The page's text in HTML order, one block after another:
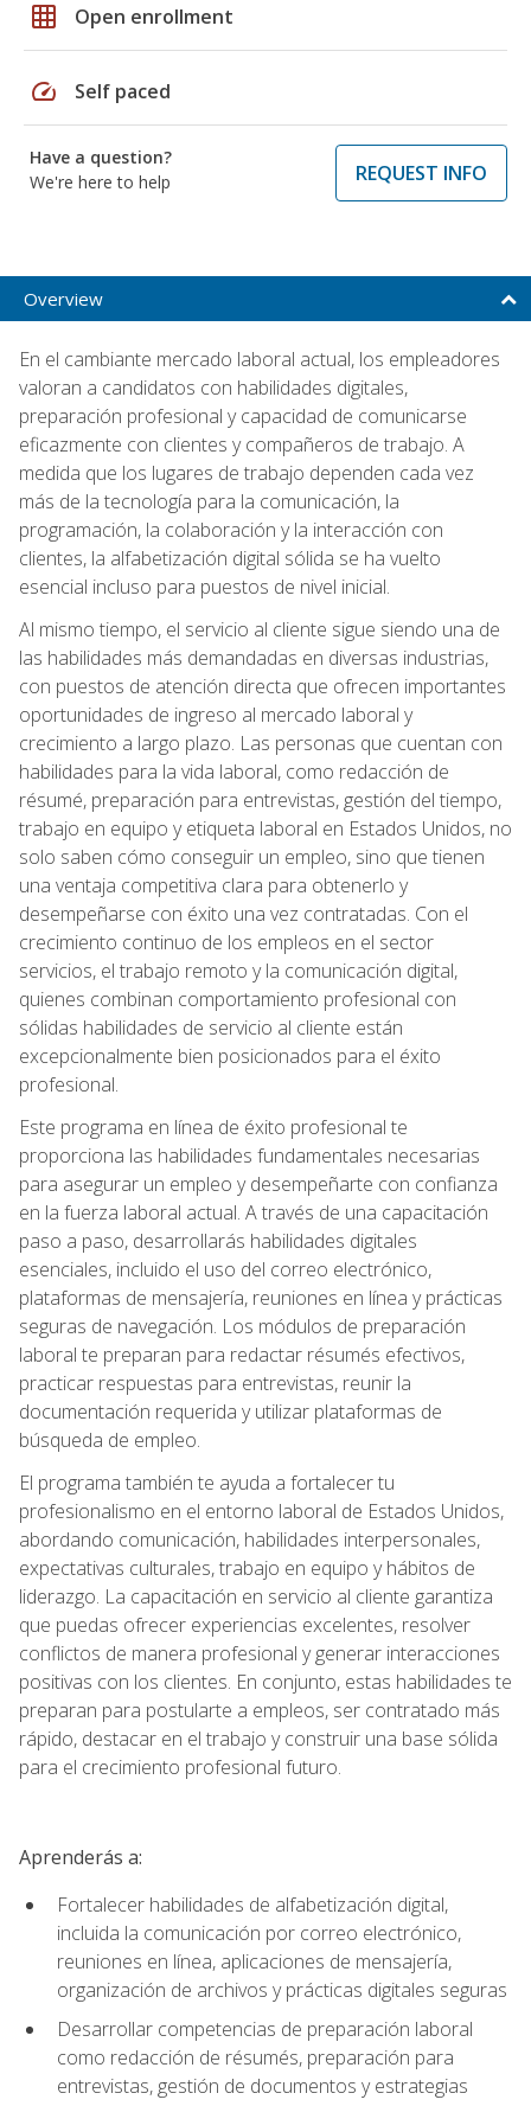
grid_on Open enrollment
speed Self paced
Have a question?
We're here to help
REQUEST INFO
Overview
En el cambiante mercado laboral actual, los empleadores
valoran a candidatos con habilidades digitales,
preparación profesional y capacidad de comunicarse
eficazmente con clientes y compañeros de trabajo. A
medida que los lugares de trabajo dependen cada vez
más de la tecnología para la comunicación, la
programación, la colaboración y la interacción con
clientes, la alfabetización digital sólida se ha vuelto
esencial incluso para puestos de nivel inicial.
Al mismo tiempo, el servicio al cliente sigue siendo una de
las habilidades más demandadas en diversas industrias,
con puestos de atención directa que ofrecen importantes
oportunidades de ingreso al mercado laboral y
crecimiento a largo plazo. Las personas que cuentan con
habilidades para la vida laboral, como redacción de
résumé, preparación para entrevistas, gestión del tiempo,
trabajo en equipo y etiqueta laboral en Estados Unidos, no
solo saben cómo conseguir un empleo, sino que tienen
una ventaja competitiva clara para obtenerlo y
desempeñarse con éxito una vez contratadas. Con el
crecimiento continuo de los empleos en el sector
servicios, el trabajo remoto y la comunicación digital,
quienes combinan comportamiento profesional con
sólidas habilidades de servicio al cliente están
excepcionalmente bien posicionados para el éxito
profesional.
Este programa en línea de éxito profesional te
proporciona las habilidades fundamentales necesarias
para asegurar un empleo y desempeñarte con confianza
en la fuerza laboral actual. A través de una capacitación
paso a paso, desarrollarás habilidades digitales
esenciales, incluido el uso del correo electrónico,
plataformas de mensajería, reuniones en línea y prácticas
seguras de navegación. Los módulos de preparación
laboral te preparan para redactar résumés efectivos,
practicar respuestas para entrevistas, reunir la
documentación requerida y utilizar plataformas de
búsqueda de empleo.
El programa también te ayuda a fortalecer tu
profesionalismo en el entorno laboral de Estados Unidos,
abordando comunicación, habilidades interpersonales,
expectativas culturales, trabajo en equipo y hábitos de
liderazgo. La capacitación en servicio al cliente garantiza
que puedas ofrecer experiencias excelentes, resolver
conflictos de manera profesional y generar interacciones
positivas con los clientes. En conjunto, estas habilidades te
preparan para postularte a empleos, ser contratado más
rápido, destacar en el trabajo y construir una base sólida
para el crecimiento profesional futuro.
Aprenderás a:
Fortalecer habilidades de alfabetización digital,
incluida la comunicación por correo electrónico,
reuniones en línea, aplicaciones de mensajería,
organización de archivos y prácticas digitales seguras
Desarrollar competencias de preparación laboral
como redacción de résumés, preparación para
entrevistas, gestión de documentos y estrategias